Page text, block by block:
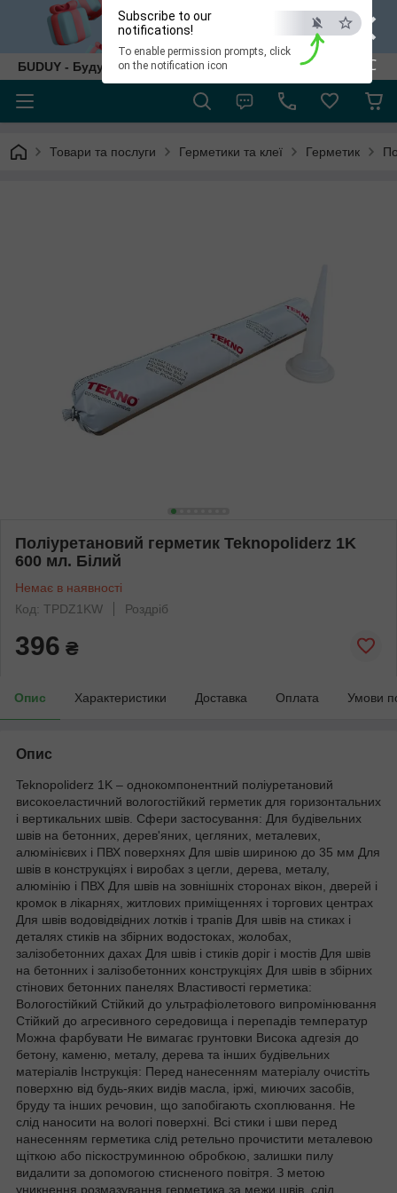
×
ESC
Subscribe to our
notifications!
To enable permission prompts, click
on the notification icon
БUDUY - Будуй як собі!
Товари та послуги Герметики та клеї Герметик
Поліуретановий герметик Teknopoliderz 1K
600 мл. Білий
Немає в наявності
Код: TPDZ1KW
Роздріб
396 ₴
Опис Характеристики Доставка Оплата Умови
Опис
Teknopoliderz 1K – однокомпонентний поліуретановий
високоеластичний вологостійкий герметик для горизонтальних
і вертикальних швів. Сфери застосування: Для будівельних
швів на бетонних, дерев'яних, цегляних, металевих,
алюмінієвих і ПВХ поверхнях Для швів шириною до 35 мм Для
швів в конструкціях і виробах з цегли, дерева, металу,
алюмінію і ПВХ Для швів на зовнішніх сторонах вікон, дверей і
кромок в лікарнях, житлових приміщеннях і торгових центрах
Для швів водовідвідних лотків і трапів Для швів на стиках і
деталях стиків на збірних водостоках, жолобах,
залізобетонних дахах Для швів і стиків доріг і мостів Для швів
на бетонних і залізобетонних конструкціях Для швів в збірних
стінових бетонних панелях Властивості герметика:
Вологостійкий Стійкий до ультрафіолетового випромінювання
Стійкий до агресивного середовища і перепадів температур
Можна фарбувати Не вимагає грунтовки Висока адгезія до
бетону, каменю, металу, дерева та інших будівельних
матеріалів Інструкція: Перед нанесенням матеріалу очистіть
поверхню від будь-яких видів масла, іржі, миючих засобів,
бруду та інших речовин, що запобігають схоплювання. Не
слід наносити на вологі поверхні. Всі стики і шви перед
нанесенням герметика слід ретельно прочистити металевою
щіткою або піскоструминною обробкою, залишки пилу
видалити за допомогою стисненого повітря. З метою
уникнення розмазування герметика за межи швів, слід